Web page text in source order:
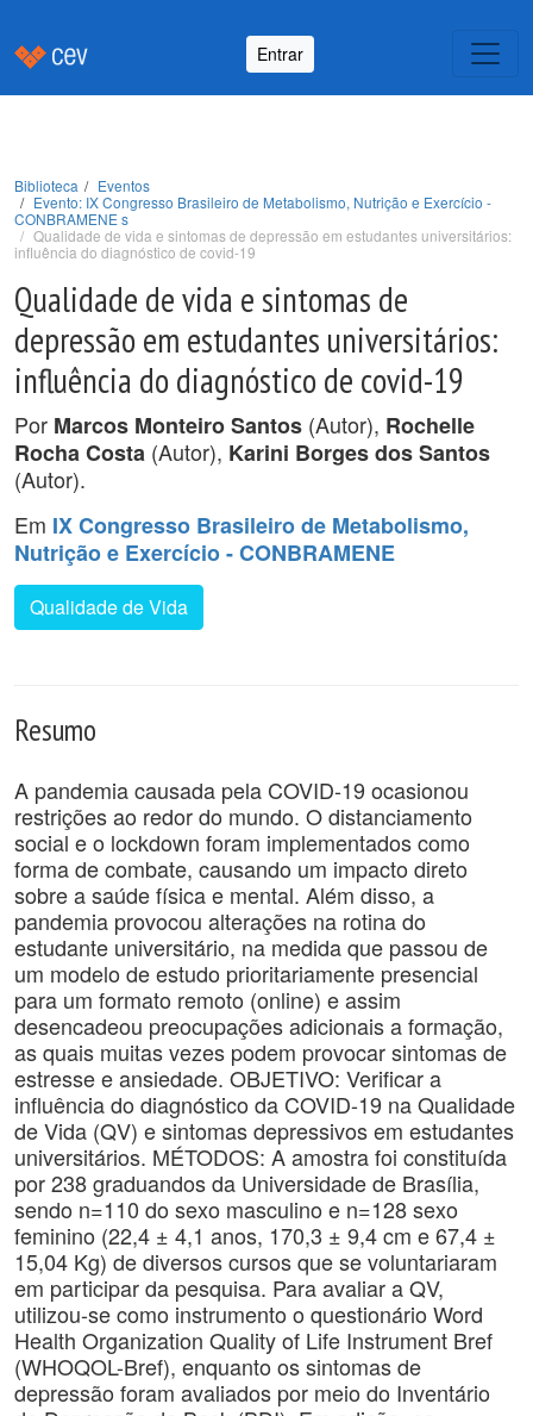
Entrar
Biblioteca
Eventos
Evento: IX Congresso Brasileiro de Metabolismo, Nutrição e Exercício -
CONBRAMENE s
Qualidade de vida e sintomas de depressão em estudantes universitários:
influência do diagnóstico de covid-19
Qualidade de vida e sintomas de
depressão em estudantes universitários:
influência do diagnóstico de covid-19
Por Marcos Monteiro Santos (Autor), Rochelle
Rocha Costa (Autor), Karini Borges dos Santos
(Autor).
Em IX Congresso Brasileiro de Metabolismo,
Nutrição e Exercício - CONBRAMENE
Qualidade de Vida
Resumo
A pandemia causada pela COVID-19 ocasionou
restrições ao redor do mundo. O distanciamento
social e o lockdown foram implementados como
forma de combate, causando um impacto direto
sobre a saúde física e mental. Além disso, a
pandemia provocou alterações na rotina do
estudante universitário, na medida que passou de
um modelo de estudo prioritariamente presencial
para um formato remoto (online) e assim
desencadeou preocupações adicionais a formação,
as quais muitas vezes podem provocar sintomas de
estresse e ansiedade. OBJETIVO: Verificar a
influência do diagnóstico da COVID-19 na Qualidade
de Vida (QV) e sintomas depressivos em estudantes
universitários. MÉTODOS: A amostra foi constituída
por 238 graduandos da Universidade de Brasília,
sendo n=110 do sexo masculino e n=128 sexo
feminino (22,4 ± 4,1 anos, 170,3 ± 9,4 cm e 67,4 ±
15,04 Kg) de diversos cursos que se voluntariaram
em participar da pesquisa. Para avaliar a QV,
utilizou-se como instrumento o questionário Word
Health Organization Quality of Life Instrument Bref
(WHOQOL-Bref), enquanto os sintomas de
depressão foram avaliados por meio do Inventário